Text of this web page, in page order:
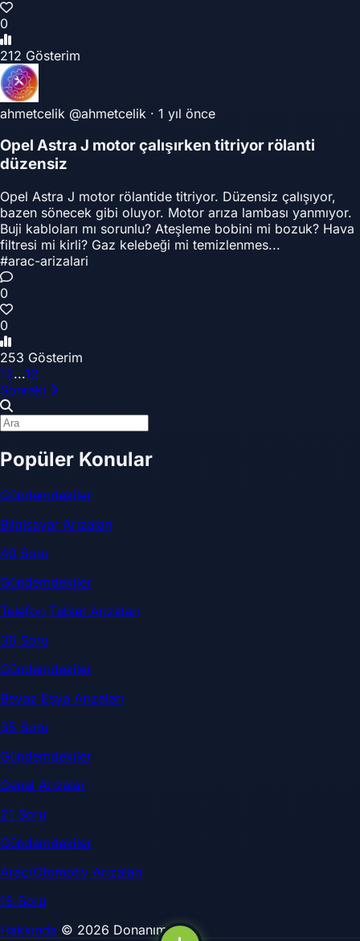
0
212 Gösterim
ahmetcelik @ahmetcelik · 1 yıl önce
Opel Astra J motor çalışırken titriyor rölanti
düzensiz
Opel Astra J motor rölantide titriyor. Düzensiz çalışıyor,
bazen sönecek gibi oluyor. Motor arıza lambası yanmıyor.
Buji kabloları mı sorunlu? Ateşleme bobini mi bozuk? Hava
filtresi mi kirli? Gaz kelebeği mi temizlenmes...
#arac-arizalari
0
0
253 Gösterim
12...12
Sonraki
Popüler Konular
Gündemdekiler
Bilgisayar Arızaları
40 Soru
Gündemdekiler
Telefon Tablet Arızaları
36 Soru
Gündemdekiler
Beyaz Eşya Arızaları
35 Soru
Gündemdekiler
Genel Arızalar
21 Soru
Gündemdekiler
Araç/Otomotiv Arızaları
15 Soru
Hakkında © 2026 DonanımSor